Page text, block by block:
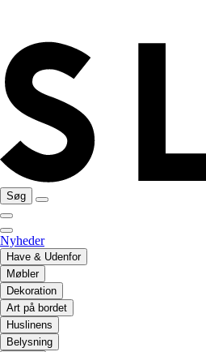
Søg
Nyheder
Have & Udenfor
Møbler
Dekoration
Art på bordet
Huslinens
Belysning